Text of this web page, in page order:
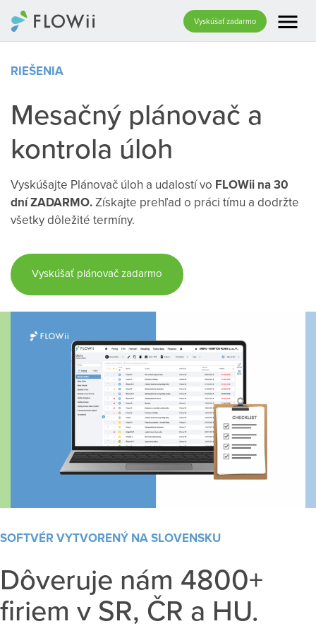
Vyskúšať zadarmo menu
RIEŠENIA
Mesačný plánovač a
kontrola úloh
Vyskúšajte Plánovač úloh a udalostí vo FLOWii na 30
dní ZADARMO.Získajte prehľad o práci tímu a dodržte
všetky dôležité termíny.
Vyskúšať plánovač zadarmo
SOFTVÉR VYTVORENÝ NA SLOVENSKU
Dôveruje nám 4800+
firiem v SR, ČR a HU.